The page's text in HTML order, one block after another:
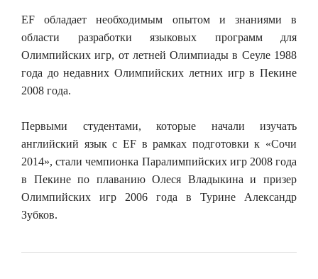
EF обладает необходимым опытом и знаниями в
области разработки языковых программ для
Олимпийских игр, от летней Олимпиады в Сеуле 1988
года до недавних Олимпийских летних игр в Пекине
2008 года.
Первыми студентами, которые начали изучать
английский язык с EF в рамках подготовки к «Сочи
2014», стали чемпионка Паралимпийских игр 2008 года
в Пекине по плаванию Олеся Владыкина и призер
Олимпийских игр 2006 года в Турине Александр
Зубков.